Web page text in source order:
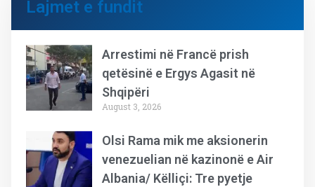
Lajmet e fundit
Arrestimi në Francë prish
qetësinë e Ergys Agasit në
Shqipëri
August 3, 2026
Olsi Rama mik me aksionerin
venezuelian në kazinonë e Air
Albania/ Këlliçi: Tre pyetje